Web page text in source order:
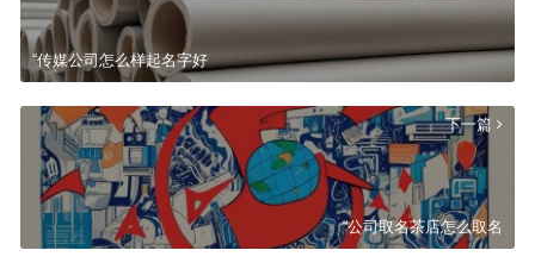
“传媒公司怎么样起名字好
下一篇
“公司取名茶店怎么取名